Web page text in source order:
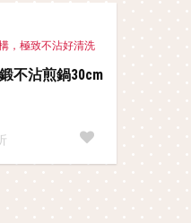
，極致不沾好清洗
不沾煎鍋30cm